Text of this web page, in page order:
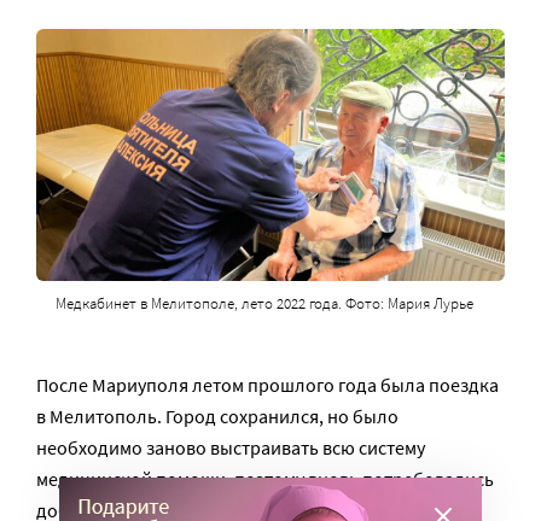
Медкабинет в Мелитополе, лето 2022 года. Фото: Мария Лурье
После Мариуполя летом прошлого года была поездка
в Мелитополь. Город сохранился, но было
необходимо заново выстраивать всю систему
медицинской помощи, поэтому вновь потребовались
добровольцы. В кабинете при местном храме отец